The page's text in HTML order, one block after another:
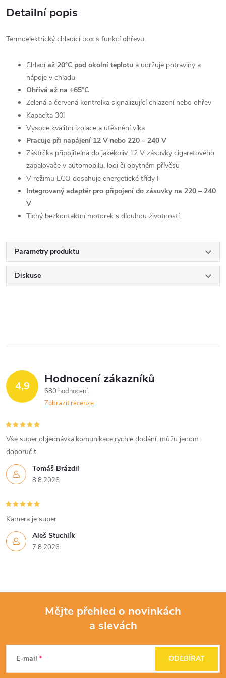
Detailní popis
Termoelektrický chladící box s funkcí ohřevu.
Chladíaž 20°C pod okolní teplotu a udržuje potraviny a
nápoje v chladu
Ohřívá až na +65°C
Zelená a červená kontrolka signalizující chlazení nebo ohřev
Kapacita 30l
Vysoce kvalitní izolace a utěsnění víka
Pracuje při napájení 12 V nebo 220 – 240 V
Zástrčka připojitelná do jakékoliv 12 V zásuvky cigaretového
zapalovače v automobilu, lodi či obytném přívěsu
V režimu ECO dosahuje energetické třídy F
Integrovaný adaptér pro připojení do zásuvky na 220 – 240
V
Tichý bezkontaktní motorek s dlouhou životností
Parametry produktu
Diskuse
4,9 Hodnocení zákazníků
680 hodnocení
Zobrazit recenze
Tomáš Brázdil
8.8.2026
Vše super,objednávka,komunikace,rychle dodání, můžu jenom
doporučit.
Aleš Stuchlík
7.8.2026
Kamera je super
Mějte přehled o novinkách
a slevách
E-mail ODEBÍRAT